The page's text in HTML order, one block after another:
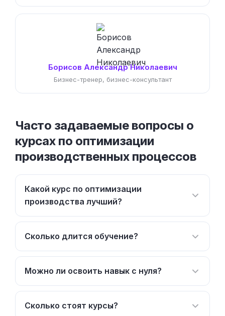
Борисов Александр Николаевич
Бизнес-тренер, бизнес-консультант
Часто задаваемые вопросы о
курсах по оптимизации
производственных процессов
Какой курс по оптимизации
производства лучший?
Сколько длится обучение?
Можно ли освоить навык с нуля?
Сколько стоят курсы?